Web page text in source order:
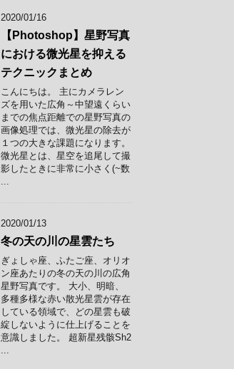
2020/01/16
【Photoshop】星野写真
における微光星を抑える
テクニックまとめ
こんにちは。 主にカメラレン
ズを用いた広角～中望遠くらい
までの焦点距離での星野写真の
画像処理では、微光星の除去が
１つの大きな課題になります。
微光星とは、星空を追尾して撮
影したときに非常に小さく(~数
...
2020/01/13
冬の天の川の星雲たち
ぎょしゃ座、ふたご座、オリオ
ン座あたりの冬の天の川の広角
星野写真です。 大小、明暗、
多種多様な赤い散光星雲が存在
している領域で、どの星雲も破
綻しないように仕上げることを
意識しました。 超新星残骸Sh2
...